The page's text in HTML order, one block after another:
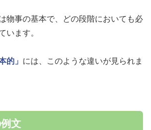
物事の基本で、どの段階においても必
います。
的」 には、このような違いが見られま
例文